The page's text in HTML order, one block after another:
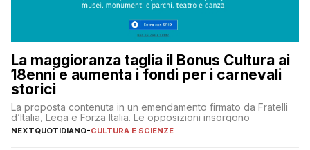
La maggioranza taglia il Bonus Cultura ai
18enni e aumenta i fondi per i carnevali
storici
La proposta contenuta in un emendamento firmato da Fratelli
d’Italia, Lega e Forza Italia. Le opposizioni insorgono
NEXTQUOTIDIANO-CULTURA E SCIENZE